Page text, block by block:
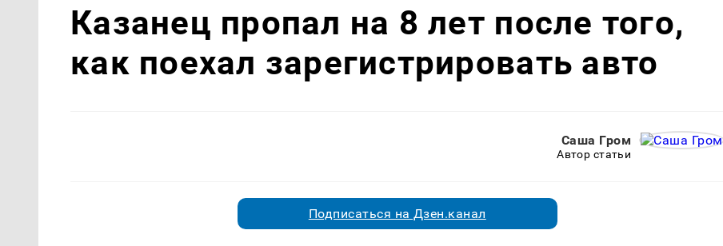
Казанец пропал на 8 лет после того,
как поехал зарегистрировать авто
Саша Гром
Автор статьи
Подписаться на Дзен.канал